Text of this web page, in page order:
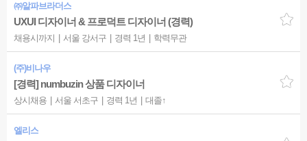
㈜알파브라더스
UXUI 디자이너 & 프로덕트 디자이너 (경력)
채용시까지 서울 강서구 경력 1년 학력무관
(주)비나우
[경력] numbuzin 상품 디자이너
상시채용 서울 서초구 경력 1년 대졸↑
엘리스